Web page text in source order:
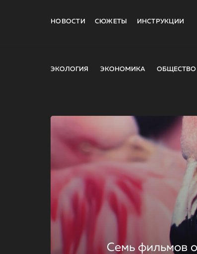
НОВОСТИ СЮЖЕТЫ ИНСТРУКЦИИ
ЭКОЛОГИЯ ЭКОНОМИКА ОБЩЕСТВО
Семь фильмов